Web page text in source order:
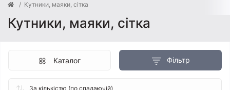
Кутники, маяки, сітка
Кутники, маяки, сітка
Фільтр
Каталог